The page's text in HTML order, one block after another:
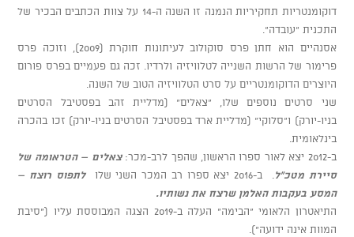
דוקומנטריות תחקיריות הנמנה זו השנה ה-14 על צוות הכתבים הבכיר של
התכנית "עובדה".
אסנהיים הוא חתן פרס סוקולוב לעיתונות חוקרת (2009), וזוכה פרס
פרימור של הרשות השנייה לטלוויזיה ולרדיו. זכה גם פעמיים בפרס פורום
היוצרים הדוקומנטריים על סרט הטלוויזיה הטוב של השנה.
שני סרטים נוספים שלו, "צאלים" (מדליית זהב בפסטיבל הסרטים
בניו-יורק) ו"סלוקי" (מדליית ארד בפסטיבל הסרטים בניו-יורק) זכו בהכרה
בינלאומית.
ב-2012 יצא לאור ספרו הראשון, שהפך לרב-מכר:
צאלים – הטראומה של
סיירת מטכ"ל
. ב-2016 יצא ספרו רב המכר השני שלו
לתפוס רוצח –
המסע בעקבות האלמן שרצח את נשותיו.
התיאטרון הלאומי "הבימה" העלה ב-2019 הצגה המבוססת עליו ("סיבת
המוות אינה ידועה").